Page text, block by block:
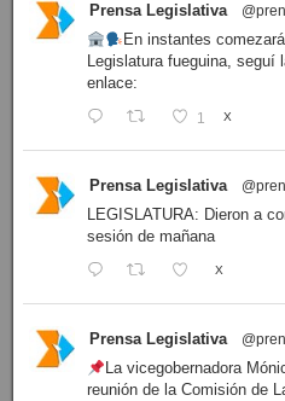
Prensa Legislativa
En instantes
Legislatura fueguina, seguí
enlace:
1 X
Prensa Legislativa
LEGISLATURA: Dieron a
sesión de mañana
X
Prensa Legislativa
La vicegobernadora
reunión de la Comisión de